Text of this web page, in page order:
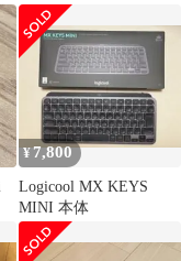
MX KEYS MINI for
business KX700BGR グ
ラファイト 無線 ワイヤ
レス キーボード
¥7,800
Logicool MX KEYS
MINI 本体